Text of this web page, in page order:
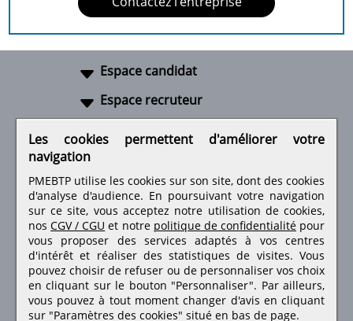
Espace candidat
Espace recruteur
Retrouvez-nous sur les réseaux sociaux
Les cookies permettent d'améliorer votre
navigation
PMEBTP utilise les cookies sur son site, dont des cookies
d'analyse d'audience. En poursuivant votre navigation
sur ce site, vous acceptez notre utilisation de cookies,
nos CGV / CGU et notre politique de confidentialité pour
vous proposer des services adaptés à vos centres
d'intérêt et réaliser des statistiques de visites.Vous
pouvez choisir de refuser ou de personnaliser vos choix
en cliquant sur le bouton "Personnaliser". Par ailleurs,
vous pouvez à tout moment changer d'avis en cliquant
sur "Paramètres des cookies" situé en bas de page.